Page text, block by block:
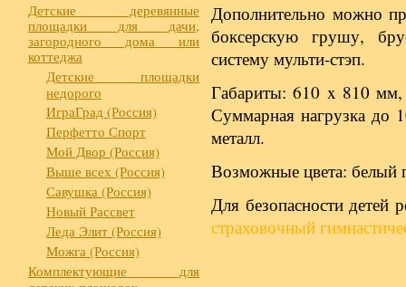
Детские деревянные
площадки для дачи,
загородного дома или
коттеджа
Детские площадки
недорого
ИграГрад (Россия)
Перфетто Спорт
Мой Двор (Россия)
Выше всех (Россия)
Савушка (Россия)
Новый Рассвет
Леда Элит (Россия)
Можга (Россия)
Комплектующие для
Дополнительно можно
боксерскую грушу,
систему мульти-стэп.
Габариты: 610 x 810
Суммарная нагрузка до
металл.
Возможные цвета: белый
Для безопасности детей
страховочный